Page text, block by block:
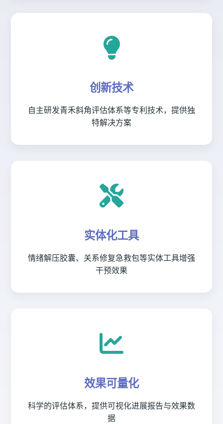
创新技术
自主研发青禾斜角评估体系等专利技术，提供独
特解决方案
实体化工具
情绪解压胶囊、关系修复急救包等实体工具增强
干预效果
效果可量化
科学的评估体系，提供可视化进展报告与效果数
据